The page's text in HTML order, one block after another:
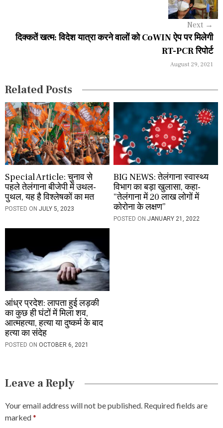
o
n
Next →
दिक्कतें खत्म: विदेश यात्रा करने वालों को CoWIN ऐप पर मिलेगी
RT-PCR रिपोर्ट
August 29, 2021
Related Posts
Special Article: चुनाव से
पहले तेलंगाना बीजेपी में उथल-
पुथल, यह है विश्लेषकों का मत
POSTED ON JULY 5, 2023
BIG NEWS: तेलंगाना स्वास्थ्य
विभाग का बड़ा खुलासा, कहा-
“तेलंगाना में 20 लाख लोगों में
कोरोना के लक्षण”
POSTED ONJANUARY 21, 2022
आंध्र प्रदेश: लापता हुई लड़की
का कुछ ही घंटों में मिला शव,
आत्महत्या, हत्या या दुष्कर्म के बाद
हत्या का संदेह
POSTED ON OCTOBER 6, 2021
Leave a Reply
Your email address will not be published. Required fields are
marked*